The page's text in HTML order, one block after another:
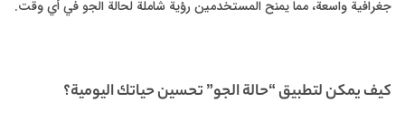
جغرافية واسعة، مما يمنح المستخدمين رؤية شاملة لحالة الجو في أي وقت.
كيف يمكن لتطبيق “حالة الجو” تحسين حياتك اليومية؟